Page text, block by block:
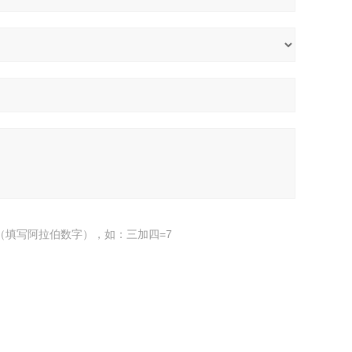
填写阿拉伯数字），如：三加四=7